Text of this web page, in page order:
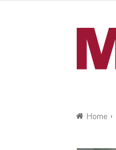
Home